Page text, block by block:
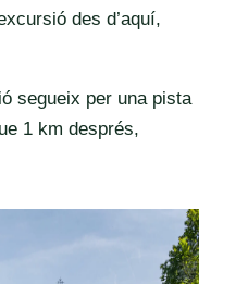
des d’aquí,
segueix per una pista
1 km després,